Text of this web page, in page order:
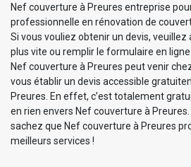
Nef couverture à Preures entreprise
professionnelle en rénovation de
Si vous vouliez obtenir un devis,
plus vite ou remplir le formulaire en
Nef couverture à Preures peut venir
vous établir un devis accessible
Preures. En effet, c’est totalement
en rien envers Nef couverture à
sachez que Nef couverture à Preures
meilleurs services !